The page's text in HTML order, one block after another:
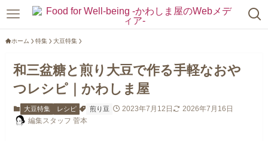
ホーム 特集 大豆特集
和三盆糖と煎り大豆で作る手軽なおや
つレシピ｜かわしま屋
大豆特集 レシピ 煎り豆 2023年7月12日
2026年7月16日
編集スタッフ 菅本